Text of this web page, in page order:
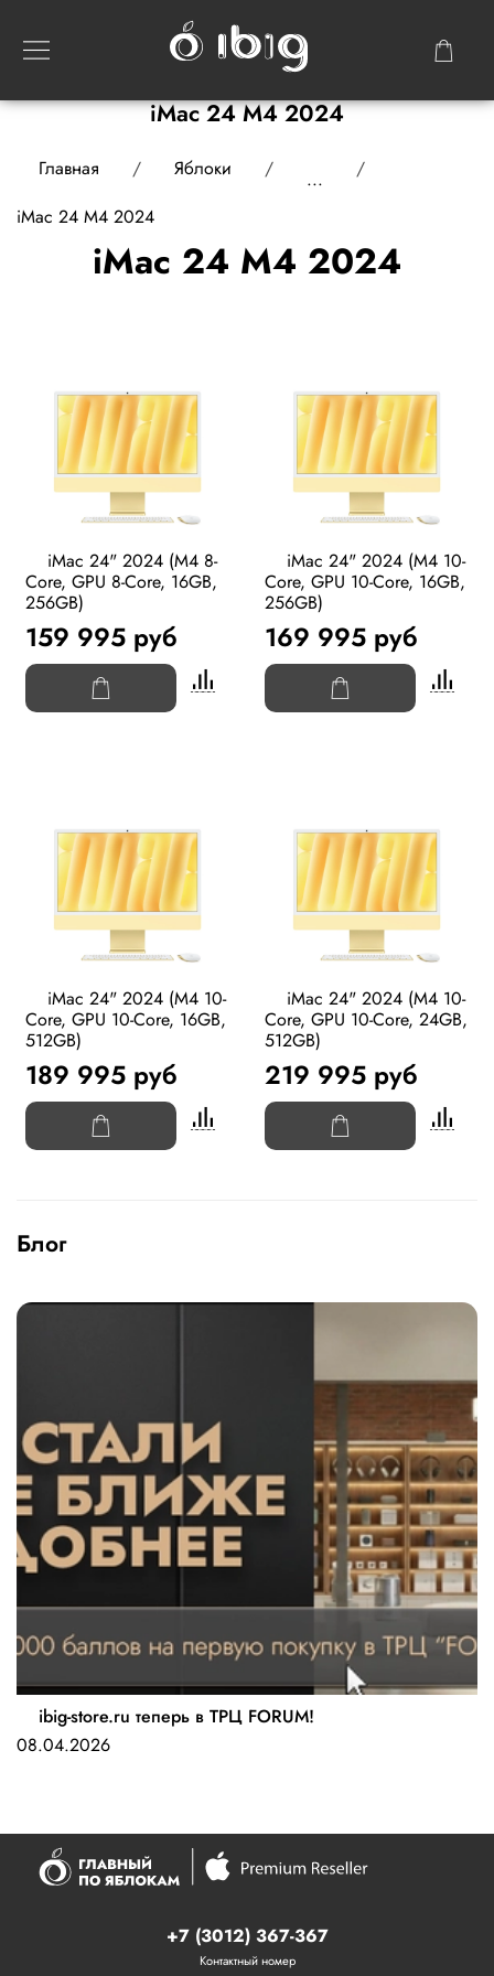
iMac 24 M4 2024
Главная Яблоки
...
iMac 24 M4 2024
iMac 24 M4 2024
iMac 24" 2024 (M4 8-
Core, GPU 8-Core, 16GB,
256GB)
159 995 руб
iMac 24" 2024 (M4 10-
Core, GPU 10-Core, 16GB,
256GB)
169 995 руб
iMac 24" 2024 (M4 10-
Core, GPU 10-Core, 16GB,
512GB)
189 995 руб
iMac 24" 2024 (M4 10-
Core, GPU 10-Core, 24GB,
512GB)
219 995 руб
Блог
ibig-store.ru теперь в ТРЦ FORUM!
08.04.2026
+7 (3012) 367-367
Контактный номер